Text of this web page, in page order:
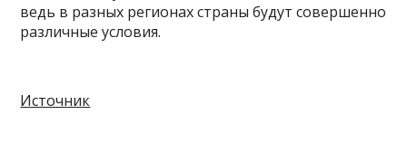
ведь в разных регионах страны будут совершенно
различные условия.
Источник